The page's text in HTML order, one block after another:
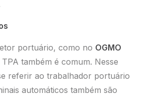
emissão de 2ª via de NF,
status de pedido.
portuário, como no OGMO
também é comum. Nesse
referir ao trabalhador portuário
automáticos também são